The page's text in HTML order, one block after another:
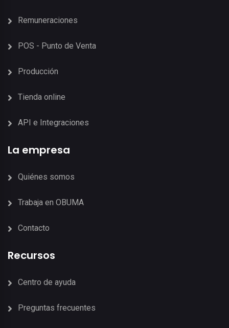
Remuneraciones
POS - Punto de Venta
Producción
Tienda online
API e Integraciones
La empresa
Quiénes somos
Trabaja en OBUMA
Contacto
Recursos
Centro de ayuda
Preguntas frecuentes